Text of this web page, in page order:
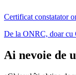
Certificat constatator
De la ONRC, doar
Ai nevoie de